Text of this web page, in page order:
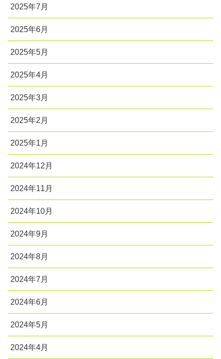
2025年7月
2025年6月
2025年5月
2025年4月
2025年3月
2025年2月
2025年1月
2024年12月
2024年11月
2024年10月
2024年9月
2024年8月
2024年7月
2024年6月
2024年5月
2024年4月